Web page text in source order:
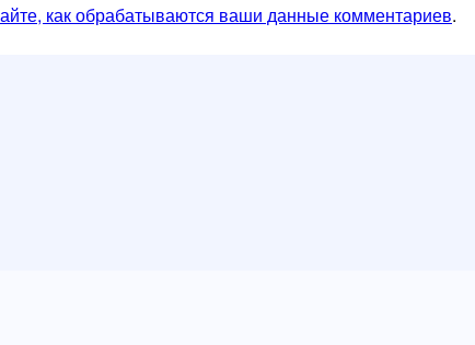
как обрабатываются ваши данные комментариев.